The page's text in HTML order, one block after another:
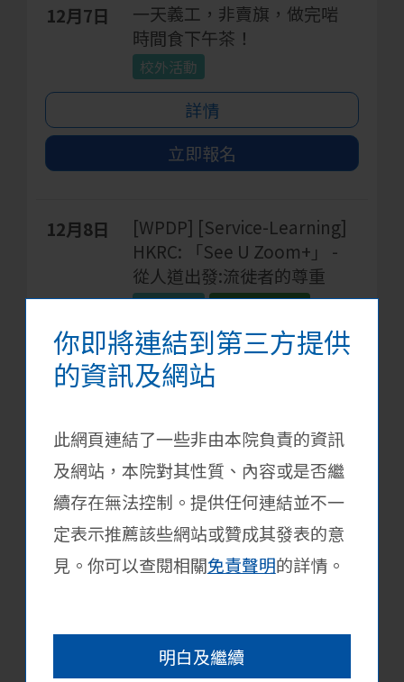
你即將連結到第三方提供
的資訊及網站
此網頁連結了一些非由本院負責的資訊
及網站，本院對其性質、內容或是否繼
續存在無法控制。提供任何連結並不一
定表示推薦該些網站或贊成其發表的意
見。你可以查閱相關免責聲明的詳情。
明白及繼續
12月7日
一天義工，非賣旗，做完啱
時間食下午茶！
校外活動
詳情
立即報名
12月8日
[WPDP] [Service-Learning]
HKRC: 「See U Zoom+」 -
從人道出發:流徙者的尊重
校外活動 全人發展計劃
詳情
立即報名
12月23日
[WPDP+Cert] Everyone is a
Hope Builder (Mental
Health)
校外活動 全人發展計劃
立即報名